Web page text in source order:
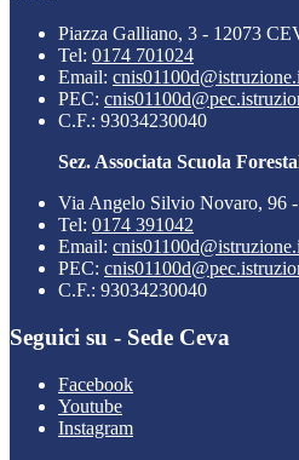
Piazza Galliano, 3 - 12073
Tel: 0174 701024
Email:
PEC:
C.F.: 93034230040
Sez. Associata Scuola
Via Angelo Silvio Novaro, 96
Tel: 0174 391042
Email:
PEC:
C.F.: 93034230040
Seguici su - Sede Ceva
Facebook
Youtube
Instagram